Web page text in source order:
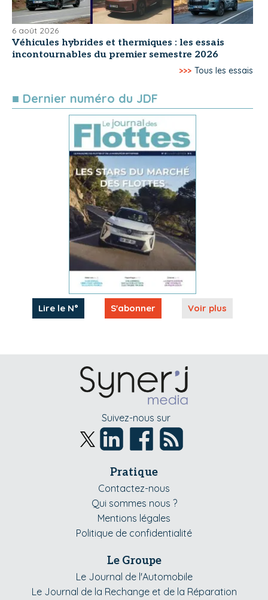
6 août 2026
Véhicules hybrides et thermiques : les essais
incontournables du premier semestre 2026
>>> Tous les essais
■ Dernier numéro du JDF
Lire le N° S'abonner Voir plus
Suivez-nous sur
Pratique
Contactez-nous
Qui sommes nous ?
Mentions légales
Politique de confidentialité
Le Groupe
Le Journal de l'Automobile
Le Journal de la Rechange et de la Réparation